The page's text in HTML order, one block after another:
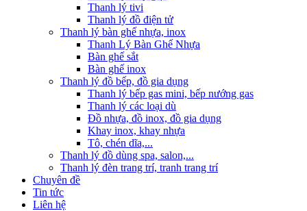
Thanh lý tivi
Thanh lý đồ điện tử
Thanh lý bàn ghế nhựa, inox
Thanh Lý Bàn Ghế Nhựa
Bàn ghế sắt
Bàn ghế inox
Thanh lý đồ bếp, đồ gia dụng
Thanh lý bếp gas mini, bếp nướng gas
Thanh lý các loại dù
Đồ nhựa, đồ inox, đồ gia dụng
Khay inox, khay nhựa
Tô, chén dĩa,...
Thanh lý đồ dùng spa, salon,...
Thanh lý đèn trang trí, tranh trang trí
Chuyên đề
Tin tức
Liên hệ